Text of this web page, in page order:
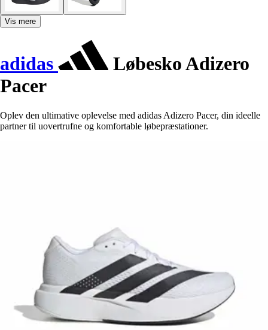
Vis mere
adidas
Løbesko Adizero
Pacer
Oplev den ultimative oplevelse med adidas Adizero Pacer, din ideelle
partner til uovertrufne og komfortable løbepræstationer.